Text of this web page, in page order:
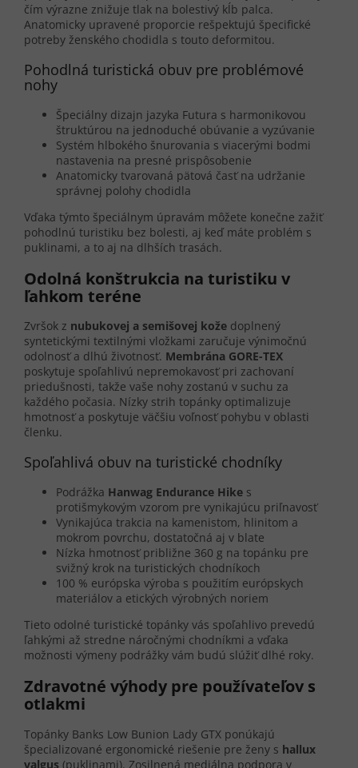
čím výrazne znižuje tlak na bolestivý kĺb palca.
Anatomicky upravené proporcie rešpektujú špecifické
potreby ženského chodidla s touto deformitou.
Pohodlná turistická obuv pre problémové
nohy
Špeciálny dizajn jazyka Futura s harmonikovou
štruktúrou na jednoduché obúvanie a vyzúvanie
Systém hlbokého šnurovania s viacerými bodmi
nastavenia na presné prispôsobenie
Anatomicky tvarovaná pätová časť na udržanie
správnej polohy chodidla
Vďaka týmto špeciálnym úpravám môžete konečne zažiť
pohodlnú turistiku bez bolesti, aj keď máte problém s
puklinami, a to aj na dlhších trasách.
Odolná konštrukcia na turistiku v
ľahkom teréne
Zvršok z nubukovej a semišovej kože doplnený
syntetickými textilnými vložkami zaručuje výnimočnú
odolnosť a dlhú životnosť. Membrána GORE-TEX
poskytuje spoľahlivú nepremokavosť pri zachovaní
priedušnosti, takže vaše nohy zostanú v suchu za
každého počasia. Nízky strih topánky optimalizuje
hmotnosť a poskytuje väčšiu voľnosť pohybu v oblasti
členku.
Spoľahlivá obuv na turistické chodníky
Podrážka Hanwag Endurance Hike s
protišmykovým vzorom pre vynikajúcu priľnavosť
Vynikajúca trakcia na kamenistom, hlinitom a
mokrom povrchu, dostatočná aj v blate
Nízka hmotnosť približne 360 g na topánku pre
svižný krok na turistických chodníkoch
100 % európska výroba s použitím európskych
materiálov a etických výrobných noriem
Tieto odolné turistické topánky vás spoľahlivo prevedú
ľahkými až stredne náročnými chodníkmi a vďaka
možnosti výmeny podrážky vám budú slúžiť dlhé roky.
Zdravotné výhody pre používateľov s
otlakmi
Topánky Banks Low Bunion Lady GTX ponúkajú
špecializované ergonomické riešenie pre ženy s hallux
valgus (puklinami). Zosilnená mediálna podpora v